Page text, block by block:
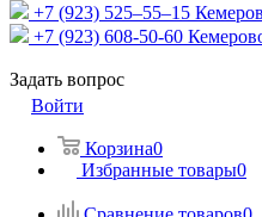
+7 (923) 525–55–15
+7 (923) 608-50-60
Задать вопрос
Войти
Корзина0
Избранные товары0